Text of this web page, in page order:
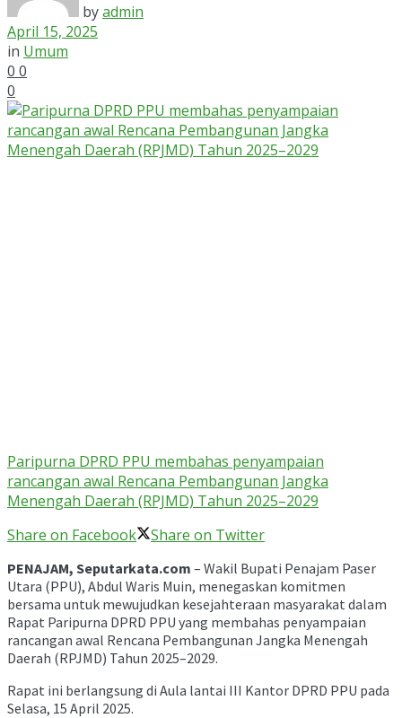
byadmin
April 15, 2025
in Umum
0 0
0
Paripurna DPRD PPU membahas penyampaian
rancangan awal Rencana Pembangunan Jangka
Menengah Daerah (RPJMD) Tahun 2025–2029
Share on Facebook
Share on Twitter
PENAJAM, Seputarkata.com – Wakil Bupati Penajam Paser
Utara (PPU), Abdul Waris Muin, menegaskan komitmen
bersama untuk mewujudkan kesejahteraan masyarakat dalam
Rapat Paripurna DPRD PPU yang membahas penyampaian
rancangan awal Rencana Pembangunan Jangka Menengah
Daerah (RPJMD) Tahun 2025–2029.
Rapat ini berlangsung di Aula lantai III Kantor DPRD PPU pada
Selasa, 15 April 2025.